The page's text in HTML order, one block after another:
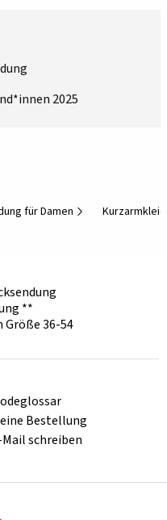
2025
für Damen
**
36-54
Bestellung
Mail schreiben